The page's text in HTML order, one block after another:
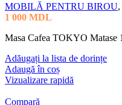
MOBILĂ PENTRU BIROU,
1 000 MDL
Masa Cafea TOKYO Matase
Adăugați la lista de dorințe
Adaugă în coș
Vizualizare rapidă
Compară